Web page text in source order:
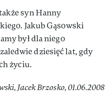
syn Hanny
Jakub Gąsowski
był dla niego
dziesięć lat, gdy
życiu.
Jacek Brzosko, 01.06.2008